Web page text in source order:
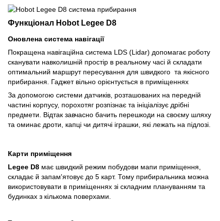
Функціонал Hobot Legee D8
Оновлена система навігації
Покращена навігаційна система LDS (Lidar) допомагає роботу
сканувати навколишній простір в реальному часі й складати
оптимальний маршрут пересування для швидкого та якісного
прибирання. Гаджет вільно орієнтується в приміщеннях
За допомогою системи датчиків, розташованих на передній
частині корпусу, порохотяг розпізнає та ініціалізує дрібні
предмети. Відтак завчасно бачить перешкоди на своєму шляху
та оминає дроти, капці чи дитячі іграшки, які лежать на підлозі.
Карти приміщення
Legee D8 має швидкий режим побудови мапи приміщення,
складає й запам'ятовує до 5 карт. Тому прибиральника можна
використовувати в приміщеннях зі складним плануванням та
будинках з кількома поверхами.